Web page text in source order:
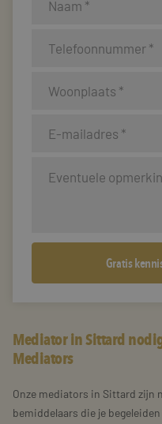
Mediator in Sittard
Mediators
Onze mediators in Sittard zijn
bemiddelaars die je